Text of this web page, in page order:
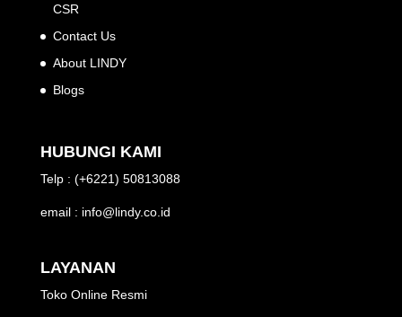
CSR
Contact Us
About LINDY
Blogs
HUBUNGI KAMI
Telp : (+6221) 50813088
email : info@lindy.co.id
LAYANAN
Toko Online Resmi